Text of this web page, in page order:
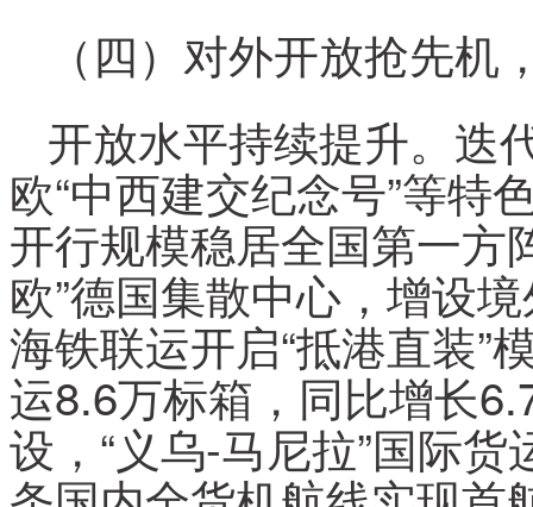
（四）对外开放抢先
开放水平持续提升。迭
欧“中西建交纪念号”等特
开行规模稳居全国第一方
欧”德国集散中心，增设
海铁联运开启“抵港直装”
运8.6万标箱，同比增长
设，“义乌-马尼拉”国际